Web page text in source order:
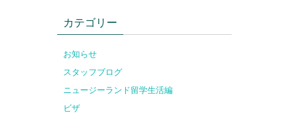
カテゴリー
お知らせ
スタッフブログ
ニュージーランド留学生活編
ビザ